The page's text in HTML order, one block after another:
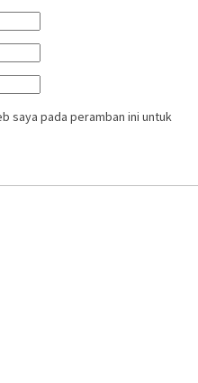
saya pada peramban ini untuk